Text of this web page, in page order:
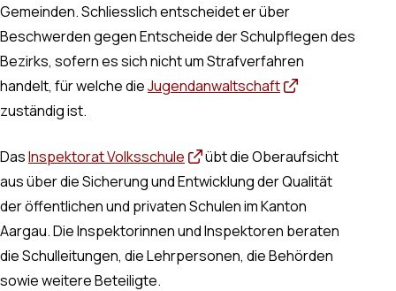
Gemeinden. Schliesslich entscheidet er über
Beschwerden gegen Entscheide der Schulpflegen des
Bezirks, sofern es sich nicht um Strafverfahren
handelt, für welche dieJugendanwaltschaft
zuständig ist.
DasInspektorat Volksschule
übt die Oberaufsicht
aus über die Sicherung und Entwicklung der Qualität
der öffentlichen und privaten Schulen im Kanton
Aargau. Die Inspektorinnen und Inspektoren beraten
die Schulleitungen, die Lehrpersonen, die Behörden
sowie weitere Beteiligte.